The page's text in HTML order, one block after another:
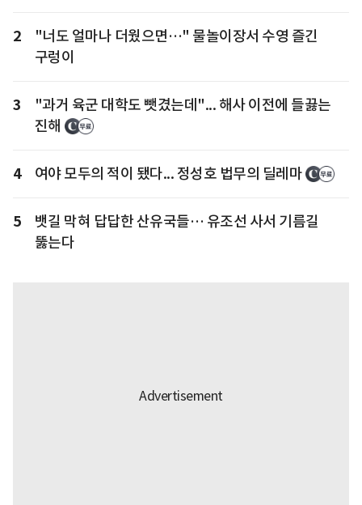
2
"너도 얼마나 더웠으면…" 물놀이장서 수영 즐긴
구렁이
3
"과거 육군 대학도 뺏겼는데"... 해사 이전에 들끓는
진해
4 여야 모두의 적이 됐다... 정성호 법무의 딜레마
5
뱃길 막혀 답답한 산유국들… 유조선 사서 기름길
뚫는다